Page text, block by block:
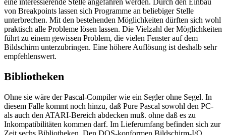
von Breakpoints lassen sich Programme an beliebiger Stelle
unterbrechen. Mit den bestehenden Möglichkeiten dürften sich wohl
praktisch alle Probleme lösen lassen. Die Vielzahl der Möglichkeiten
führt zu einem gewissen Problem, die vielen Fenster auf dem
Bildschirm unterzubringen. Eine höhere Auflösung ist deshalb sehr
empfehlenswert.
Bibliotheken
Ohne sie wäre der Pascal-Compiler wie ein Segler ohne Segel. In
diesem Falle kommt noch hinzu, daß Pure Pascal sowohl den PC-
als auch den ATARI-Bereich abdecken muß. ohne daß es zu
Inkompatibilitäten kommen darf. Im Lieferumfang befinden sich zur
Zeit sechs Bibliotheken. Den DOS-konformen Bildschirm-I/O